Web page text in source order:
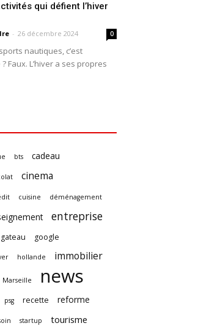
qui défient l’hiver
- 26 décembre 2024 0
nautiques, c’est
Faux. L’hiver a ses propres
bts cadeau
cinema
cuisine déménagement
entreprise
gateau google
hollande immobilier
Marseille news
psg recette reforme
startup tourisme